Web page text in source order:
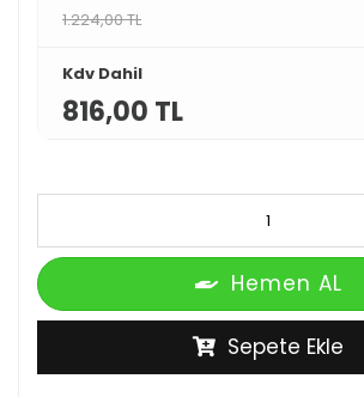
1.224,00 TL
Kdv Dahil
816,00 TL
Hemen AL
Sepete Ekle